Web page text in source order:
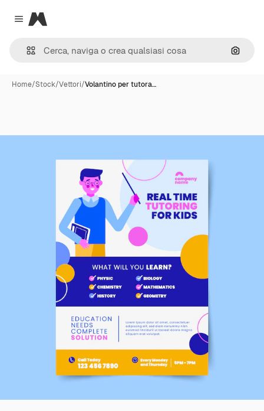
Close menu
Magnific
Cerca
Home/Stock/Vettori/Volantino per tutora…